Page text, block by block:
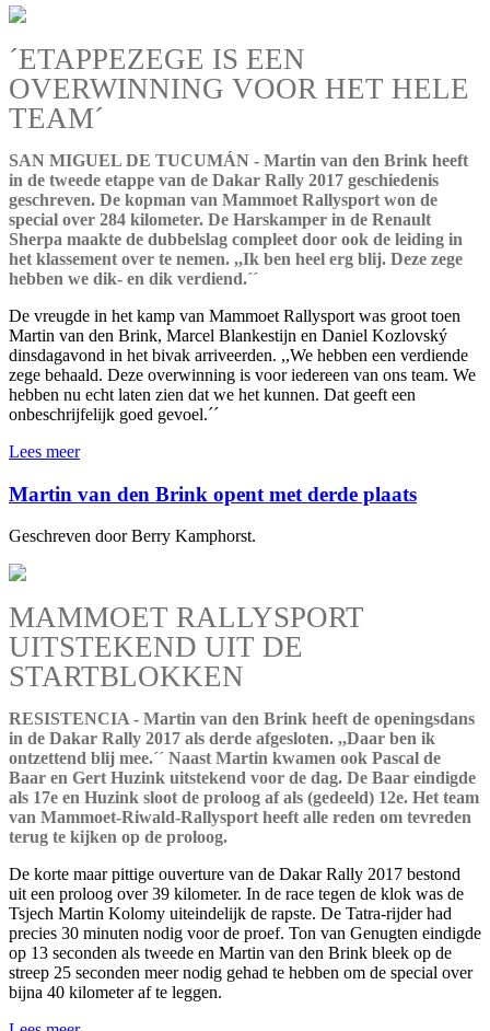
´ETAPPEZEGE IS EEN
OVERWINNING VOOR HET HELE
TEAM´
SAN MIGUEL DE TUCUMÁN - Martin van den Brink heeft
in de tweede etappe van de Dakar Rally 2017 geschiedenis
geschreven. De kopman van Mammoet Rallysport won de
special over 284 kilometer. De Harskamper in de Renault
Sherpa maakte de dubbelslag compleet door ook de leiding in
het klassement over te nemen. ,,Ik ben heel erg blij. Deze zege
hebben we dik- en dik verdiend.´´
De vreugde in het kamp van Mammoet Rallysport was groot toen
Martin van den Brink, Marcel Blankestijn en Daniel Kozlovský
dinsdagavond in het bivak arriveerden. ,,We hebben een verdiende
zege behaald. Deze overwinning is voor iedereen van ons team. We
hebben nu echt laten zien dat we het kunnen. Dat geeft een
onbeschrijfelijk goed gevoel.´´
Lees meer
Martin van den Brink opent met derde plaats
Geschreven door Berry Kamphorst.
MAMMOET RALLYSPORT
UITSTEKEND UIT DE
STARTBLOKKEN
RESISTENCIA - Martin van den Brink heeft de openingsdans
in de Dakar Rally 2017 als derde afgesloten. ,,Daar ben ik
ontzettend blij mee.´´ Naast Martin kwamen ook Pascal de
Baar en Gert Huzink uitstekend voor de dag. De Baar eindigde
als 17e en Huzink sloot de proloog af als (gedeeld) 12e. Het team
van Mammoet-Riwald-Rallysport heeft alle reden om tevreden
terug te kijken op de proloog.
De korte maar pittige ouverture van de Dakar Rally 2017 bestond
uit een proloog over 39 kilometer. In de race tegen de klok was de
Tsjech Martin Kolomy uiteindelijk de rapste. De Tatra-rijder had
precies 30 minuten nodig voor de proef. Ton van Genugten eindigde
op 13 seconden als tweede en Martin van den Brink bleek op de
streep 25 seconden meer nodig gehad te hebben om de special over
bijna 40 kilometer af te leggen.